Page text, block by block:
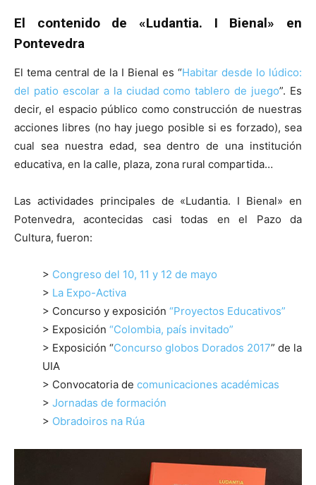
El contenido de «Ludantia. I Bienal» en
Pontevedra
El tema central de la I Bienal es “Habitar desde lo lúdico:
del patio escolar a la ciudad como tablero de juego”. Es
decir, el espacio público como construcción de nuestras
acciones libres (no hay juego posible si es forzado), sea
cual sea nuestra edad, sea dentro de una institución
educativa, en la calle, plaza, zona rural compartida…
Las actividades principales de «Ludantia. I Bienal» en
Potenvedra, acontecidas casi todas en el Pazo da
Cultura, fueron:
> Congreso del 10, 11 y 12 de mayo
> La Expo-Activa
> Concurso y exposición “Proyectos Educativos”
> Exposición “Colombia, país invitado”
> Exposición “Concurso globos Dorados 2017” de la
UIA
> Convocatoria de comunicaciones académicas
> Jornadas de formación
> Obradoiros na Rúa